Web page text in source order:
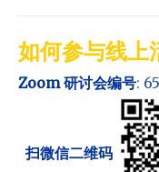
如何参与线上
Zoom 研讨会编号:
扫微信二维码